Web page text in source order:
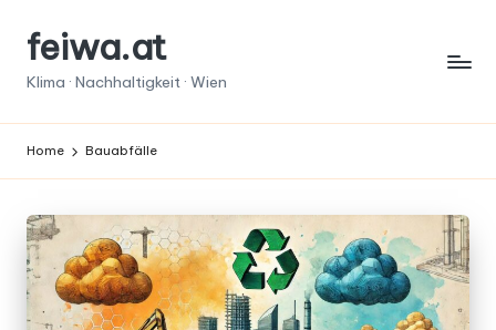
Skipfeiwa.at
Klima · Nachhaltigkeit · Wien
Home Bauabfälle